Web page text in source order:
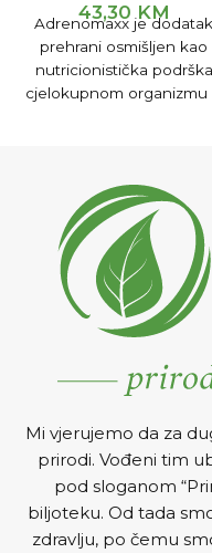
43,30KM
Adrenomaxx je dodatak
prehrani osmišljen kao
nutricionistička podrška
cjelokupnom organizmu
nakon njih.
Mi vjerujemo da za
prirodi. Vođeni tim
pod sloganom
biljoteku. Od tada
zdravlju, po čemu